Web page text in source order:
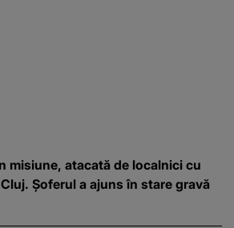
misiune, atacată de localnici cu
gravă